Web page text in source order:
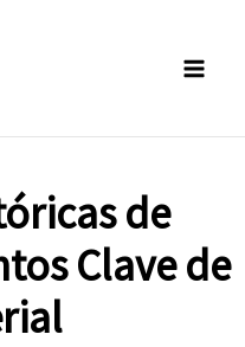
de
Clave de